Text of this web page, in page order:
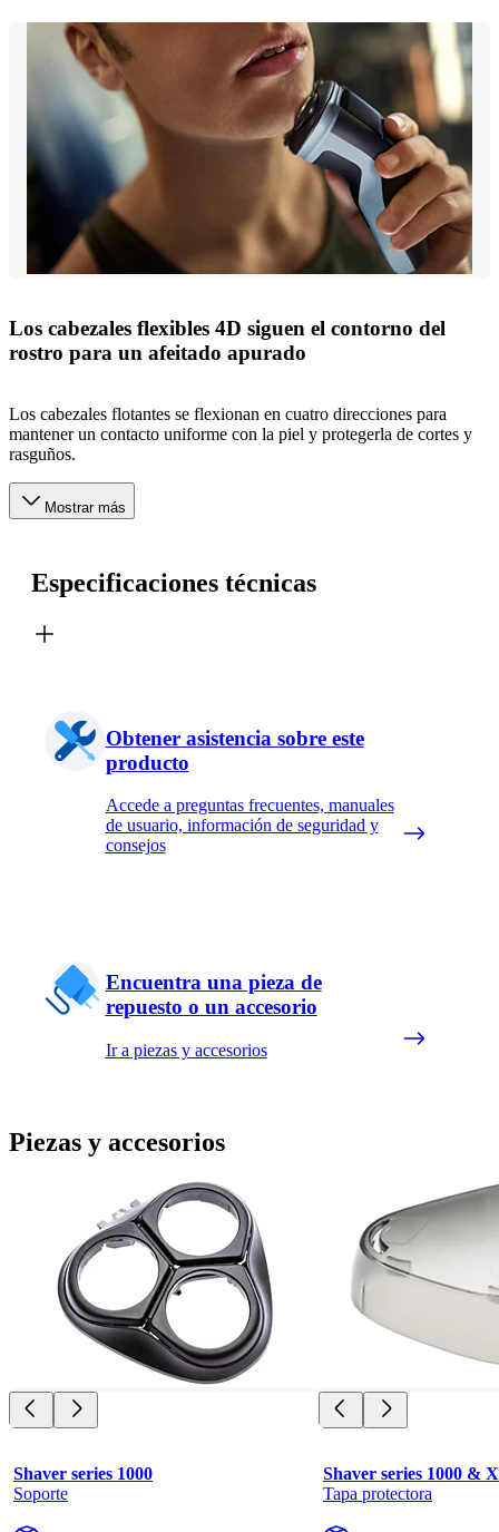
Los cabezales flexibles 4D siguen el contorno del
rostro para un afeitado apurado
Los cabezales flotantes se flexionan en cuatro direcciones para
mantener un contacto uniforme con la piel y protegerla de cortes y
rasguños.
Mostrar más
Especificaciones técnicas
Obtener asistencia sobre este
producto
Accede a preguntas frecuentes, manuales
de usuario, información de seguridad y
consejos
Encuentra una pieza de
repuesto o un accesorio
Ir a piezas y accesorios
Piezas y accesorios
Shaver series 1000
Soporte
Shaver series 1000 &
Tapa protectora